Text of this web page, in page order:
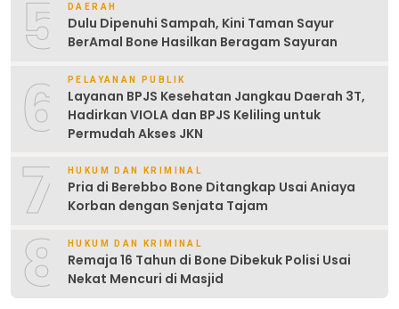
5 DAERAH
Dulu Dipenuhi Sampah, Kini Taman Sayur
BerAmal Bone Hasilkan Beragam Sayuran
6 PELAYANAN PUBLIK
Layanan BPJS Kesehatan Jangkau Daerah 3T,
Hadirkan VIOLA dan BPJS Keliling untuk
Permudah Akses JKN
7 HUKUM DAN KRIMINAL
Pria di Berebbo Bone Ditangkap Usai Aniaya
Korban dengan Senjata Tajam
8 HUKUM DAN KRIMINAL
Remaja 16 Tahun di Bone Dibekuk Polisi Usai
Nekat Mencuri di Masjid